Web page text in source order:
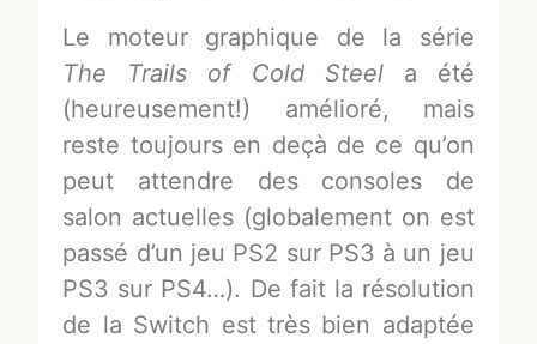
Le moteur graphique de la série
The Trails of Cold Steela été
(heureusement!) amélioré, mais
reste toujours en deçà de ce qu’on
peut attendre des consoles de
salon actuelles (globalement on est
passé d’un jeu PS2 sur PS3 à un jeu
PS3 sur PS4…). De fait la résolution
de la Switch est très bien adaptée